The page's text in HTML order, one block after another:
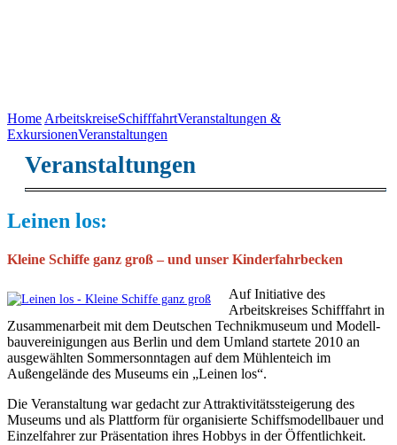
Home ArbeitskreiseSchifffahrtVeranstaltungen &
ExkursionenVeranstaltungen
Veranstaltungen
Leinen los:
Kleine Schiffe ganz groß – und unser Kinderfahrbecken
Auf Initiative des
Arbeitskreises Schifffahrt in
Zusammen­arbeit mit dem Deutschen Technik­museum und Modell­
bau­vereinigungen aus Berlin und dem Umland startete 2010 an
ausgewählten Sommersonntagen auf dem Mühlenteich im
Außengelände des Museums ein „Leinen los“.
Die Veranstaltung war gedacht zur Attraktivi­täts­steigerung des
Museums und als Plattform für organisierte Schiffs­modellbauer und
Einzelfahrer zur Präsentation ihres Hobbys in der Öffentlichkeit.